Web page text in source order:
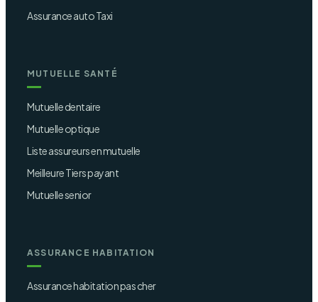
Assurance auto Taxi
MUTUELLE SANTÉ
Mutuelle dentaire
Mutuelle optique
Liste assureurs en mutuelle
Meilleure Tiers payant
Mutuelle senior
ASSURANCE HABITATION
Assurance habitation pas cher